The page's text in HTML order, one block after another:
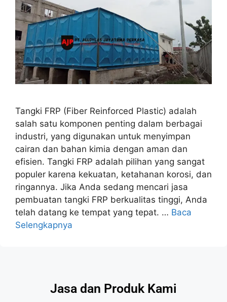
Tangki FRP (Fiber Reinforced Plastic) adalah
salah satu komponen penting dalam berbagai
industri, yang digunakan untuk menyimpan
cairan dan bahan kimia dengan aman dan
efisien. Tangki FRP adalah pilihan yang sangat
populer karena kekuatan, ketahanan korosi, dan
ringannya. Jika Anda sedang mencari jasa
pembuatan tangki FRP berkualitas tinggi, Anda
telah datang ke tempat yang tepat. … Baca
Selengkapnya
Jasa dan Produk Kami